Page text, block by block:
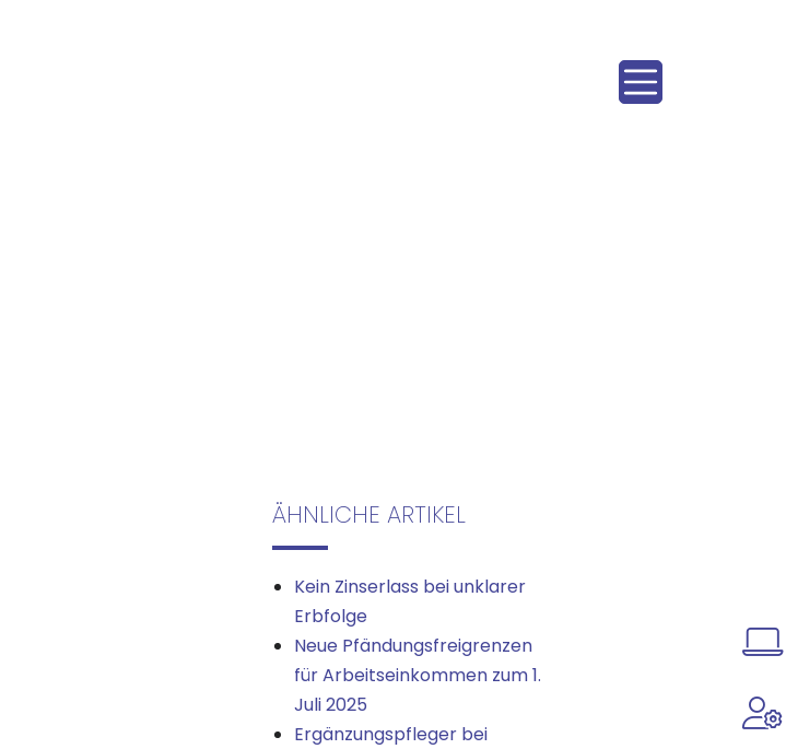
ÄHNLICHE ARTIKEL
Kein Zinserlass bei unklarer
Erbfolge
Neue Pfändungsfreigrenzen
für Arbeitseinkommen zum 1.
Juli 2025
Ergänzungspfleger bei